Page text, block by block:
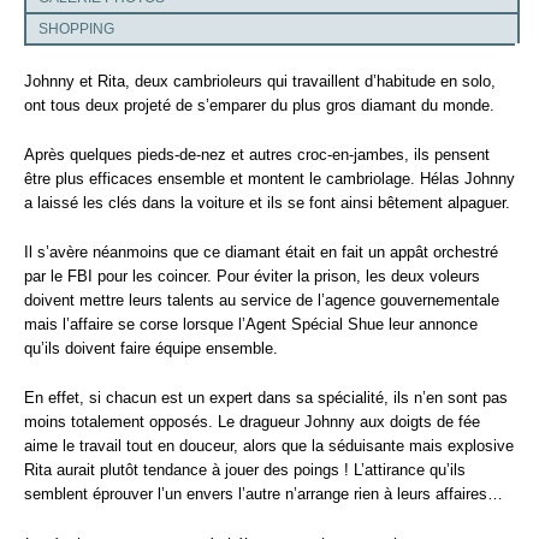
SHOPPING
Johnny et Rita, deux cambrioleurs qui travaillent d’habitude en solo,
ont tous deux projeté de s’emparer du plus gros diamant du monde.
Après quelques pieds-de-nez et autres croc-en-jambes, ils pensent
être plus efficaces ensemble et montent le cambriolage. Hélas Johnny
a laissé les clés dans la voiture et ils se font ainsi bêtement alpaguer.
Il s’avère néanmoins que ce diamant était en fait un appât orchestré
par le FBI pour les coincer. Pour éviter la prison, les deux voleurs
doivent mettre leurs talents au service de l’agence gouvernementale
mais l’affaire se corse lorsque l’Agent Spécial Shue leur annonce
qu’ils doivent faire équipe ensemble.
En effet, si chacun est un expert dans sa spécialité, ils n’en sont pas
moins totalement opposés. Le dragueur Johnny aux doigts de fée
aime le travail tout en douceur, alors que la séduisante mais explosive
Rita aurait plutôt tendance à jouer des poings ! L’attirance qu’ils
semblent éprouver l’un envers l’autre n’arrange rien à leurs affaires…